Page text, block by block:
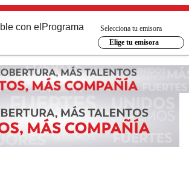
con el Programa
Selecciona tu emisora
Elige tu emisora